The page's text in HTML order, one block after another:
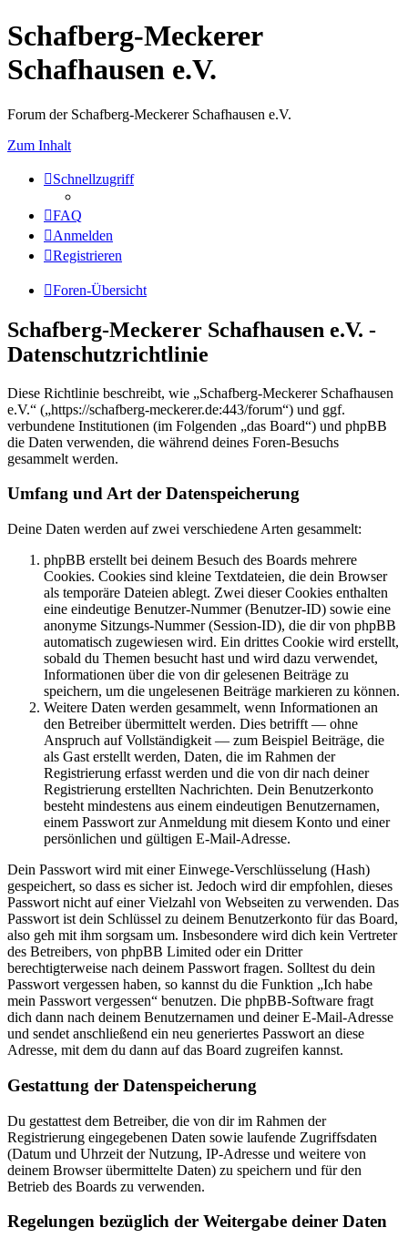
Schafberg-Meckerer
Schafhausen e.V.
Forum der Schafberg-Meckerer Schafhausen e.V.
Zum Inhalt
Schnellzugriff
FAQ
Anmelden
Registrieren
Foren-Übersicht
Schafberg-Meckerer Schafhausen e.V. -
Datenschutzrichtlinie
Diese Richtlinie beschreibt, wie „Schafberg-Meckerer Schafhausen
e.V.“ („https://schafberg-meckerer.de:443/forum“) und ggf.
verbundene Institutionen (im Folgenden „das Board“) und phpBB
die Daten verwenden, die während deines Foren-Besuchs
gesammelt werden.
Umfang und Art der Datenspeicherung
Deine Daten werden auf zwei verschiedene Arten gesammelt:
phpBB erstellt bei deinem Besuch des Boards mehrere
Cookies. Cookies sind kleine Textdateien, die dein Browser
als temporäre Dateien ablegt. Zwei dieser Cookies enthalten
eine eindeutige Benutzer-Nummer (Benutzer-ID) sowie eine
anonyme Sitzungs-Nummer (Session-ID), die dir von phpBB
automatisch zugewiesen wird. Ein drittes Cookie wird erstellt,
sobald du Themen besucht hast und wird dazu verwendet,
Informationen über die von dir gelesenen Beiträge zu
speichern, um die ungelesenen Beiträge markieren zu können.
Weitere Daten werden gesammelt, wenn Informationen an
den Betreiber übermittelt werden. Dies betrifft — ohne
Anspruch auf Vollständigkeit — zum Beispiel Beiträge, die
als Gast erstellt werden, Daten, die im Rahmen der
Registrierung erfasst werden und die von dir nach deiner
Registrierung erstellten Nachrichten. Dein Benutzerkonto
besteht mindestens aus einem eindeutigen Benutzernamen,
einem Passwort zur Anmeldung mit diesem Konto und einer
persönlichen und gültigen E-Mail-Adresse.
Dein Passwort wird mit einer Einwege-Verschlüsselung (Hash)
gespeichert, so dass es sicher ist. Jedoch wird dir empfohlen, dieses
Passwort nicht auf einer Vielzahl von Webseiten zu verwenden. Das
Passwort ist dein Schlüssel zu deinem Benutzerkonto für das Board,
also geh mit ihm sorgsam um. Insbesondere wird dich kein Vertreter
des Betreibers, von phpBB Limited oder ein Dritter
berechtigterweise nach deinem Passwort fragen. Solltest du dein
Passwort vergessen haben, so kannst du die Funktion „Ich habe
mein Passwort vergessen“ benutzen. Die phpBB-Software fragt
dich dann nach deinem Benutzernamen und deiner E-Mail-Adresse
und sendet anschließend ein neu generiertes Passwort an diese
Adresse, mit dem du dann auf das Board zugreifen kannst.
Gestattung der Datenspeicherung
Du gestattest dem Betreiber, die von dir im Rahmen der
Registrierung eingegebenen Daten sowie laufende Zugriffsdaten
(Datum und Uhrzeit der Nutzung, IP-Adresse und weitere von
deinem Browser übermittelte Daten) zu speichern und für den
Betrieb des Boards zu verwenden.
Regelungen bezüglich der Weitergabe deiner Daten